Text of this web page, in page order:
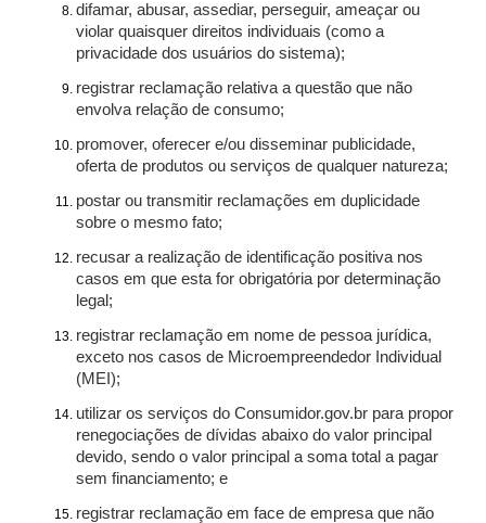
difamar, abusar, assediar, perseguir, ameaçar ou
violar quaisquer direitos individuais (como a
privacidade dos usuários do sistema);
registrar reclamação relativa a questão que não
envolva relação de consumo;
promover, oferecer e/ou disseminar publicidade,
oferta de produtos ou serviços de qualquer natureza;
postar ou transmitir reclamações em duplicidade
sobre o mesmo fato;
recusar a realização de identificação positiva nos
casos em que esta for obrigatória por determinação
legal;
registrar reclamação em nome de pessoa jurídica,
exceto nos casos de Microempreendedor Individual
(MEI);
utilizar os serviços do Consumidor.gov.br para propor
renegociações de dívidas abaixo do valor principal
devido, sendo o valor principal a soma total a pagar
sem financiamento; e
registrar reclamação em face de empresa que não